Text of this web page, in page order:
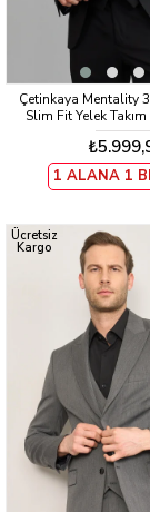
Çetinkaya Mentality
Slim Fit Yelek
1 ALANA 1
Ücretsiz
Kargo